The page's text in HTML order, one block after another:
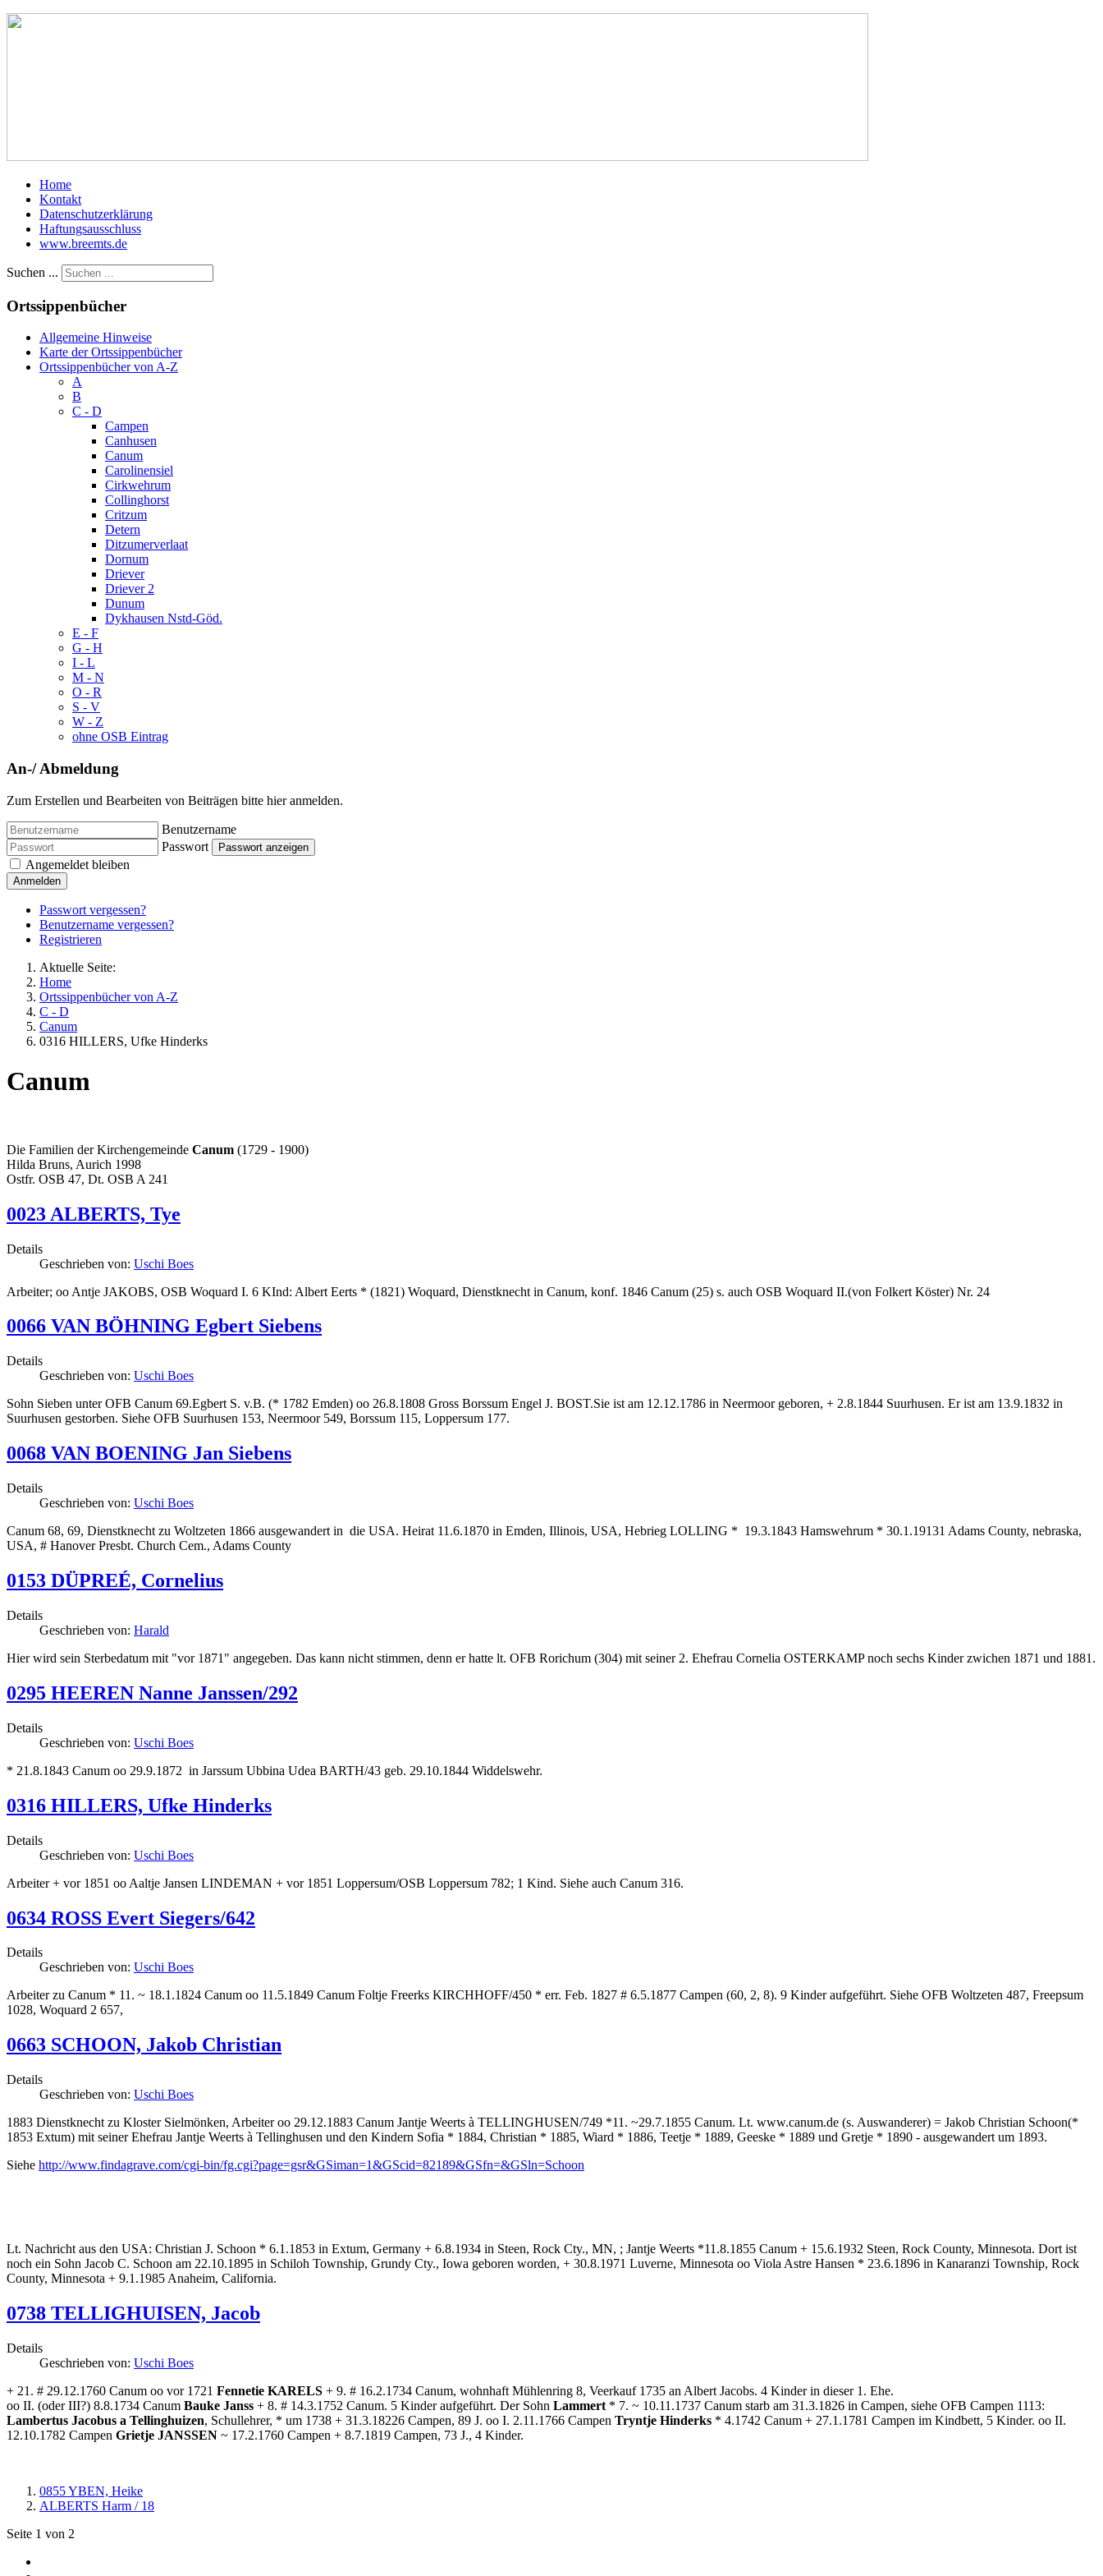
Home
Kontakt
Datenschutzerklärung
Haftungsausschluss
www.breemts.de
Suchen ...
Ortssippenbücher
Allgemeine Hinweise
Karte der Ortssippenbücher
Ortssippenbücher von A-Z
A
B
C - D
Campen
Canhusen
Canum
Carolinensiel
Cirkwehrum
Collinghorst
Critzum
Detern
Ditzumerverlaat
Dornum
Driever
Driever 2
Dunum
Dykhausen Nstd-Göd.
E - F
G - H
I - L
M - N
O - R
S - V
W - Z
ohne OSB Eintrag
An-/ Abmeldung
Zum Erstellen und Bearbeiten von Beiträgen bitte hier anmelden.
Benutzername
Passwort
Passwort anzeigen
Angemeldet bleiben
Anmelden
Passwort vergessen?
Benutzername vergessen?
Registrieren
Aktuelle Seite:
Home
Ortssippenbücher von A-Z
C - D
Canum
0316 HILLERS, Ufke Hinderks
Canum
Die Familien der Kirchengemeinde Canum (1729 - 1900)
Hilda Bruns, Aurich 1998
Ostfr. OSB 47, Dt. OSB A 241
0023 ALBERTS, Tye
Details
Geschrieben von: Uschi Boes
Arbeiter; oo Antje JAKOBS, OSB Woquard I. 6 KInd: Albert Eerts * (1821) Woquard, Dienstknecht in Canum, konf. 1846 Canum (25) s. auch OSB Woquard II.(von Folkert Köster) Nr. 24
0066 VAN BÖHNING Egbert Siebens
Details
Geschrieben von: Uschi Boes
Sohn Sieben unter OFB Canum 69.Egbert S. v.B. (* 1782 Emden) oo 26.8.1808 Gross Borssum Engel J. BOST.Sie ist am 12.12.1786 in Neermoor geboren, + 2.8.1844 Suurhusen. Er ist am 13.9.1832 in
Suurhusen gestorben. Siehe OFB Suurhusen 153, Neermoor 549, Borssum 115, Loppersum 177.
0068 VAN BOENING Jan Siebens
Details
Geschrieben von: Uschi Boes
Canum 68, 69, Dienstknecht zu Woltzeten 1866 ausgewandert in die USA. Heirat 11.6.1870 in Emden, Illinois, USA, Hebrieg LOLLING * 19.3.1843 Hamswehrum * 30.1.19131 Adams County, nebraska,
USA, # Hanover Presbt. Church Cem., Adams County
0153 DÜPREÉ, Cornelius
Details
Geschrieben von: Harald
Hier wird sein Sterbedatum mit "vor 1871" angegeben. Das kann nicht stimmen, denn er hatte lt. OFB Rorichum (304) mit seiner 2. Ehefrau Cornelia OSTERKAMP noch sechs Kinder zwichen 1871 und 1881.
0295 HEEREN Nanne Janssen/292
Details
Geschrieben von: Uschi Boes
* 21.8.1843 Canum oo 29.9.1872 in Jarssum Ubbina Udea BARTH/43 geb. 29.10.1844 Widdelswehr.
0316 HILLERS, Ufke Hinderks
Details
Geschrieben von: Uschi Boes
Arbeiter + vor 1851 oo Aaltje Jansen LINDEMAN + vor 1851 Loppersum/OSB Loppersum 782; 1 Kind. Siehe auch Canum 316.
0634 ROSS Evert Siegers/642
Details
Geschrieben von: Uschi Boes
Arbeiter zu Canum * 11. ~ 18.1.1824 Canum oo 11.5.1849 Canum Foltje Freerks KIRCHHOFF/450 * err. Feb. 1827 # 6.5.1877 Campen (60, 2, 8). 9 Kinder aufgeführt. Siehe OFB Woltzeten 487, Freepsum
1028, Woquard 2 657,
0663 SCHOON, Jakob Christian
Details
Geschrieben von: Uschi Boes
1883 Dienstknecht zu Kloster Sielmönken, Arbeiter oo 29.12.1883 Canum Jantje Weerts à TELLINGHUSEN/749 *11. ~29.7.1855 Canum. Lt. www.canum.de (s. Auswanderer) = Jakob Christian Schoon(*
1853 Extum) mit seiner Ehefrau Jantje Weerts à Tellinghusen und den Kindern Sofia * 1884, Christian * 1885, Wiard * 1886, Teetje * 1889, Geeske * 1889 und Gretje * 1890 - ausgewandert um 1893.
Siehe http://www.findagrave.com/cgi-bin/fg.cgi?page=gsr&GSiman=1&GScid=82189&GSfn=&GSln=Schoon
Lt. Nachricht aus den USA: Christian J. Schoon * 6.1.1853 in Extum, Germany + 6.8.1934 in Steen, Rock Cty., MN, ; Jantje Weerts *11.8.1855 Canum + 15.6.1932 Steen, Rock County, Minnesota. Dort ist
noch ein Sohn Jacob C. Schoon am 22.10.1895 in Schiloh Township, Grundy Cty., Iowa geboren worden, + 30.8.1971 Luverne, Minnesota oo Viola Astre Hansen * 23.6.1896 in Kanaranzi Township, Rock
County, Minnesota + 9.1.1985 Anaheim, California.
0738 TELLIGHUISEN, Jacob
Details
Geschrieben von: Uschi Boes
+ 21. # 29.12.1760 Canum oo vor 1721 Fennetie KARELS + 9. # 16.2.1734 Canum, wohnhaft Mühlenring 8, Veerkauf 1735 an Albert Jacobs. 4 Kinder in dieser 1. Ehe.
oo II. (oder III?) 8.8.1734 Canum Bauke Janss + 8. # 14.3.1752 Canum. 5 Kinder aufgeführt. Der Sohn Lammert * 7. ~ 10.11.1737 Canum starb am 31.3.1826 in Campen, siehe OFB Campen 1113:
Lambertus Jacobus a Tellinghuizen, Schullehrer, * um 1738 + 31.3.18226 Campen, 89 J. oo I. 2.11.1766 Campen Tryntje Hinderks * 4.1742 Canum + 27.1.1781 Campen im Kindbett, 5 Kinder. oo II.
12.10.1782 Campen Grietje JANSSEN ~ 17.2.1760 Campen + 8.7.1819 Campen, 73 J., 4 Kinder.
0855 YBEN, Heike
ALBERTS Harm / 18
Seite 1 von 2